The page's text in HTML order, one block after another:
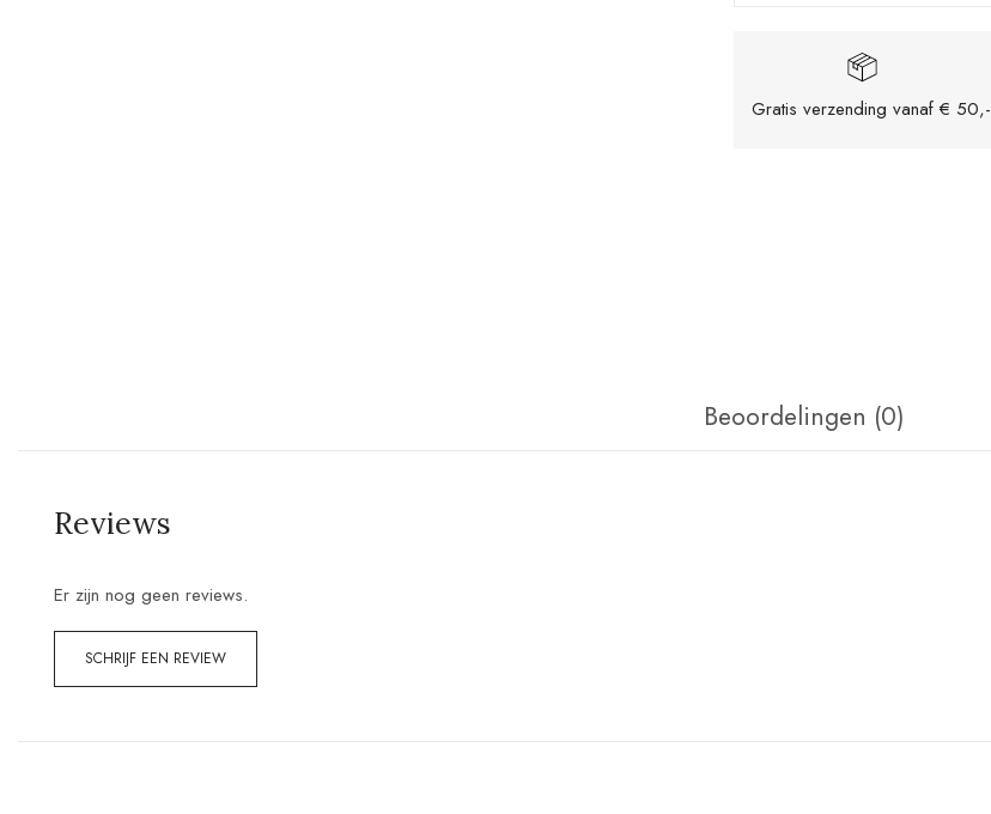
Gratis verzending vanaf € 50,-
Beoordelingen (0)
Reviews
Er zijn nog geen reviews.
SCHRIJF EEN REVIEW